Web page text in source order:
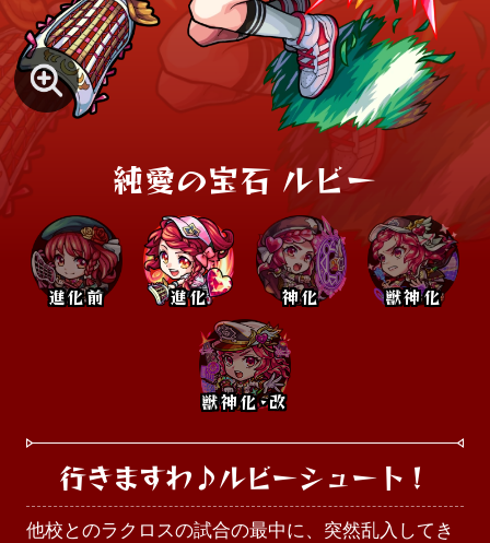
純愛の宝石 ルビー
進化前 進化 神化 獣神化
獣神化･改
行きますわ♪ルビーシュート！
他校とのラクロスの試合の最中に、突然乱入してき